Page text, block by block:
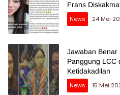
Frans
News
24 Mei
Jawaban Benar
Panggung LCC
Ketidakadilan
News
15 Mei